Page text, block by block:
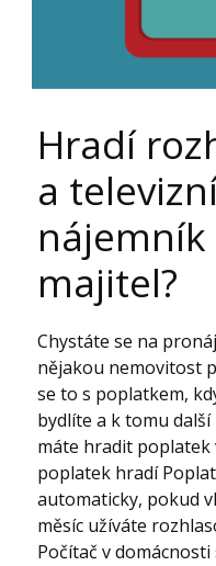
Hradí
a
majitel?
Chystáte se na
nějakou nemovitost
se to s poplatkem,
bydlíte a k tomu
máte hradit poplatek
poplatek hradí
automaticky, pokud
měsíc užíváte
Počítač v domácnosti